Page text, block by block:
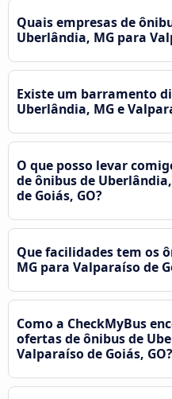
Quais empresas de
Uberlândia, MG para
Existe um barramento
Uberlândia, MG e
O que posso levar
de ônibus de
de Goiás, GO?
Que facilidades tem os
MG para Valparaíso de
Como a CheckMyBus
ofertas de ônibus de
Valparaíso de Goiás, GO?